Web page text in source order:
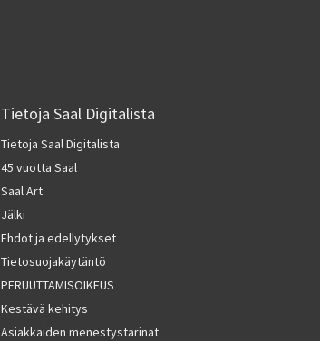
Tietoja Saal Digitalista
Tietoja Saal Digitalista
45 vuotta Saal
Saal Art
Jälki
Ehdot ja edellytykset
Tietosuojakäytäntö
PERUUTTAMISOIKEUS
Kestävä kehitys
Asiakkaiden menestystarinat